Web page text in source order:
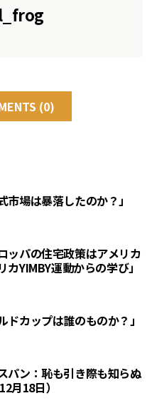
(0)
場は暴落したのか？」
ッパの住宅政策はアメリカ
YIMBY運動からの学び」
カップは誰のものか？」
パン：恥も引き際も知らぬ
月18日）